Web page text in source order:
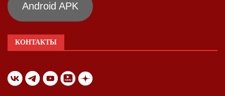
Android APK
КОНТАКТЫ